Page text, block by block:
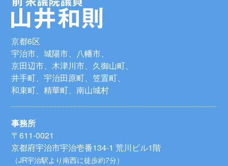
京都6区
宇治市、城陽市、八幡市、
京田辺市、木津川市、久御山町、
井手町、宇治田原町、笠置町、
和束町、精華町、南山城村
事務所
〒611-0021
京都府宇治市宇治壱番134-1 荒川ビル1階
（JR宇治駅より南西に徒歩約7分）